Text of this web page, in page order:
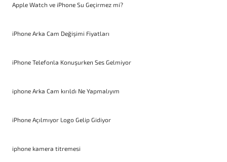
Apple Watch ve iPhone Su Geçirmez mi?
iPhone Arka Cam Değişimi Fiyatları
iPhone Telefonla Konuşurken Ses Gelmiyor
iphone Arka Cam kırıldı Ne Yapmalıyım
iPhone Açılmıyor Logo Gelip Gidiyor
iphone kamera titremesi